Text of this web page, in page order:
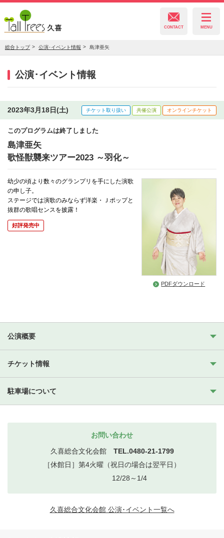
MENU
CONTACT
総合トップ 公演･イベント情報 島津亜矢
公演･イベント情報
2023年3月18日(土) チケット取り扱い 共催公演 オンラインチケット
このプログラムは終了しました
島津亜矢
歌怪獣襲来ツアー2023 ～羽化～
幼少の頃より数々のグランプリを手にした演歌
の申し子。
ステージでは演歌のみならず洋楽・Ｊポップと
抜群の歌唱センスを披露！
好評発売中
PDFダウンロード
公演概要
チケット情報
駐車場について
お問い合わせ
久喜総合文化会館 TEL.0480-21-1799
［休館日］第4火曜（祝日の場合は翌平日）
12/28～1/4
久喜総合文化会館 公演･イベント一覧へ
久喜総合文化会館
栗橋文化会館